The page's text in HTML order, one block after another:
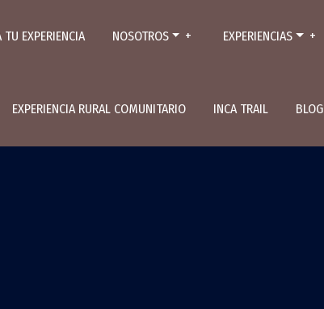
TU EXPERIENCIA NOSOTROS EXPERIENCIAS
EXPERIENCIA RURAL COMUNITARIO INCA TRAIL BLOG